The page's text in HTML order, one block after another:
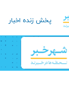
پخش زنده اخبار